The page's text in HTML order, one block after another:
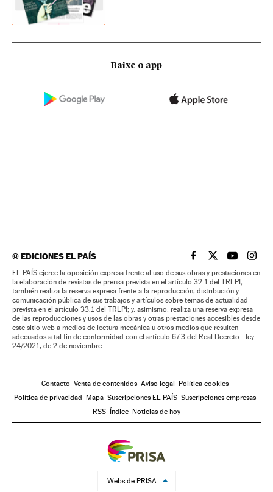
Baixe o app
©EDICIONES EL PAÍS EL PAÍS BRASIL EN
EL PAÍSEL PAÍS
EL
EL PAÍS ejerce la oposición expresa frente al uso de sus obras y prestaciones en
la elaboración de revistas de prensa prevista en el artículo 32.1 del TRLPI;
también realiza la reserva expresa frente a la reproducción, distribución y
comunicación pública de sus trabajos y artículos sobre temas de actualidad
prevista en el artículo 33.1 del TRLPI; y, asimismo, realiza una reserva expresa
de las reproducciones y usos de las obras y otras prestaciones accesibles desde
este sitio web a medios de lectura mecánica u otros medios que resulten
adecuados a tal fin de conformidad con el artículo 67.3 del Real Decreto - ley
24/2021, de 2 de noviembre
Contacto Venta de contenidos Aviso legal
Política cookies
Política de privacidad
Mapa Suscripciones EL PAÍS Suscripciones empresas
RSS
Índice Noticias de hoy
Webs de PRISA